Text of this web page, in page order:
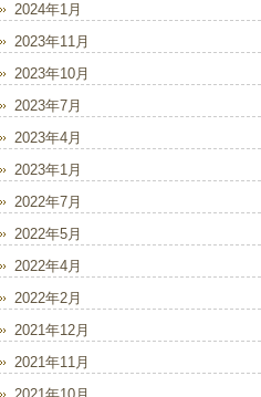
2024年1月
2023年11月
2023年10月
2023年7月
2023年4月
2023年1月
2022年7月
2022年5月
2022年4月
2022年2月
2021年12月
2021年11月